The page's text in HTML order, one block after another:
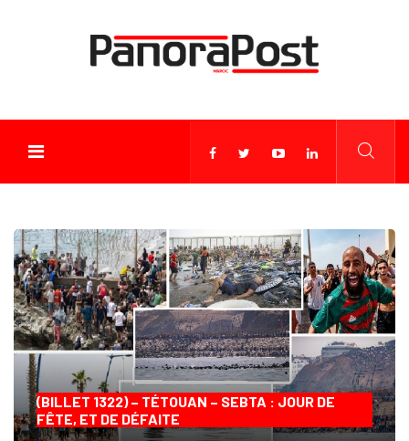
(BILLET 1322) – TÉTOUAN – SEBTA : JOUR DE
FÊTE, ET DE DÉFAITE